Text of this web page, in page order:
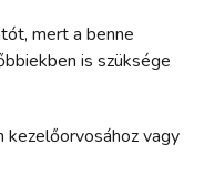
mert a benne
is szüksége
kezelőorvosához vagy